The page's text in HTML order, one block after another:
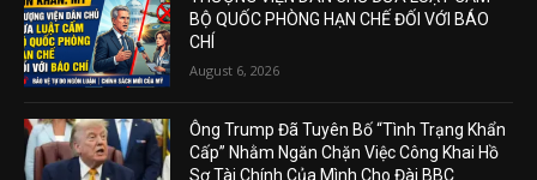
BỘ QUỐC PHÒNG HẠN CHẾ ĐỐI VỚI BÁO
CHÍ
August 6, 2026
Ông Trump Đã Tuyên Bố “Tình Trạng Khẩn
Cấp” Nhằm Ngăn Chặn Việc Công Khai Hồ
Sơ Tài Chính Của Mình Cho Đài BBC